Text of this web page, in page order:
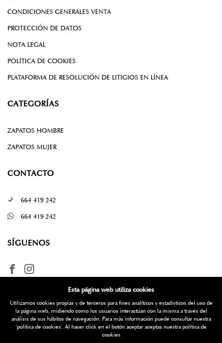
CONDICIONES GENERALES VENTA
PROTECCIÓN DE DATOS
NOTA LEGAL
POLÍTICA DE COOKIES
PLATAFORMA DE RESOLUCIÓN DE LITIGIOS EN LÍNEA
CATEGORÍAS
ZAPATOS HOMBRE
ZAPATOS MUJER
CONTACTO
664 419 242
664 419 242
SÍGUENOS
¿Quieres más información? Escríbenos
Esta página web utiliza cookies
Utilizamos cookies propias y de terceros para fines analíticos y estadísticos del uso de
la página web, midiendo como los usuarios interactúan con la misma a través del
análisis de sus hábitos de navegación. Para más información puede consultar nuestra
'política de cookies'. Al hacer click en el botón aceptar aceptas nuestra política de
cookies